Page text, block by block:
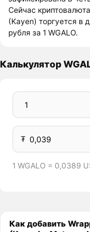
Сейчас
(Kayen) торгуется в
рубля за 1 WGALO.
Калькулятор
₮
1 WGALO = 0,0389
Как добавить